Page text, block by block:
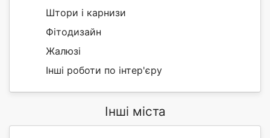
Штори і карнизи
Фітодизайн
Жалюзі
Інші роботи по інтер'єру
Інші міста